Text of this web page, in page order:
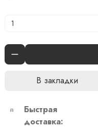
В закладки
Быстрая
доставка: